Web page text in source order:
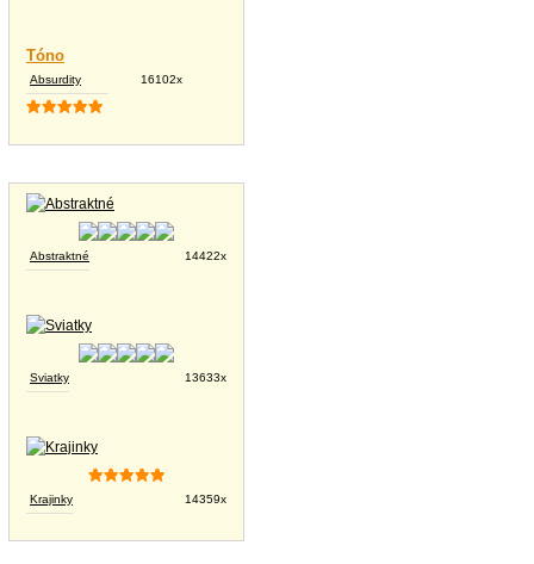
Tóno
Absurdity 16102x
Abstraktné 14422x
Sviatky 13633x
Krajinky 14359x